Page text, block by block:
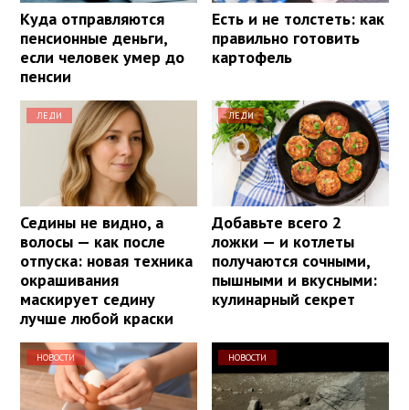
Куда отправляются
пенсионные деньги,
если человек умер до
пенсии
Есть и не толстеть: как
правильно готовить
картофель
ЛЕДИ
Седины не видно, а
волосы — как после
отпуска: новая техника
окрашивания
маскирует седину
лучше любой краски
ЛЕДИ
Добавьте всего 2
ложки — и котлеты
получаются сочными,
пышными и вкусными:
кулинарный секрет
НОВОСТИ НОВОСТИ